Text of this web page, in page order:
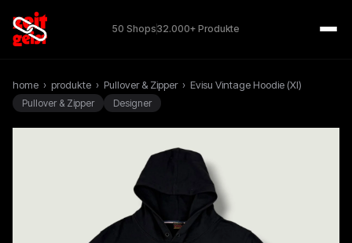
50 Shops32.000+ Produkte
home › produkte › Pullover & Zipper › Evisu Vintage Hoodie (Xl)
Pullover & Zipper Designer